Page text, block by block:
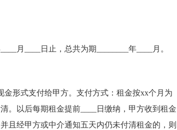
月____日止，总共为期________年____月。
形式支付给甲方。支付方式：租金按xx个月为
。以后每期租金提前____日缴纳，甲方收到租金
且经甲方或中介通知五天内仍未付清租金的，则